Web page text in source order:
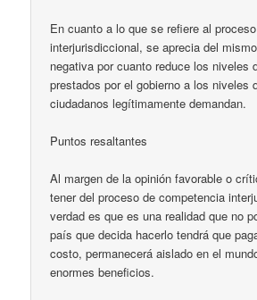
En cuanto a lo que se refiere al
interjurisdiccional, se aprecia del
negativa por cuanto reduce los niveles
prestados por el gobierno a los niveles
ciudadanos legítimamente demandan.
Puntos resaltantes
Al margen de la opinión favorable o
tener del proceso de competencia
verdad es que es una realidad que no
país que decida hacerlo tendrá que
costo, permanecerá aislado en el
enormes beneficios.